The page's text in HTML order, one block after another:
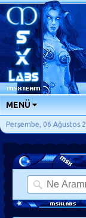
MENÜ
ANA SAYFA
FORUMLAR
SORU-CEVAP
GÜNLÜKLER
SON MESAJLAR
Perşembe, 06 Ağustos